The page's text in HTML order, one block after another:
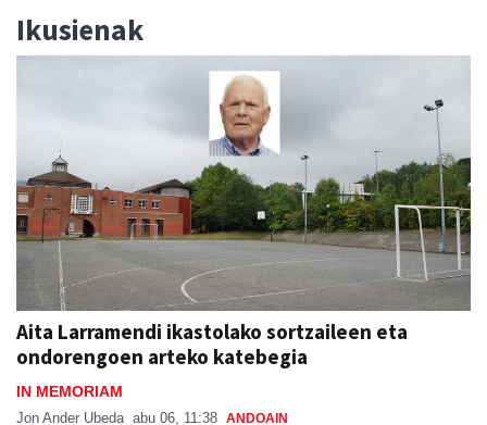
Ikusienak
Aita Larramendi ikastolako sortzaileen eta
ondorengoen arteko katebegia
IN MEMORIAM
Jon Ander Ubeda abu 06, 11:38 ANDOAIN